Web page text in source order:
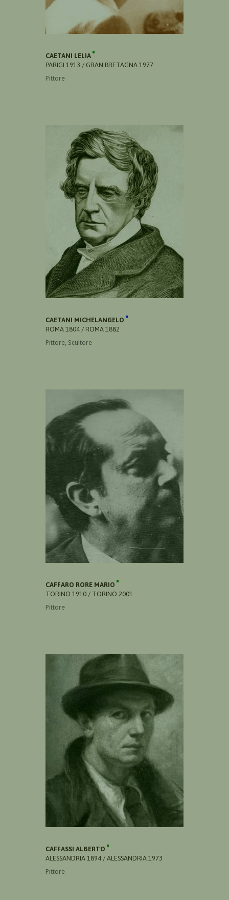
CAETANI LELIA
PARIGI 1913 / GRAN BRETAGNA 1977
Pittore
CAETANI MICHELANGELO
ROMA 1804 / ROMA 1882
Pittore, Scultore
CAFFARO RORE MARIO
TORINO 1910 / TORINO 2001
Pittore
CAFFASSI ALBERTO
ALESSANDRIA 1894 / ALESSANDRIA 1973
Pittore